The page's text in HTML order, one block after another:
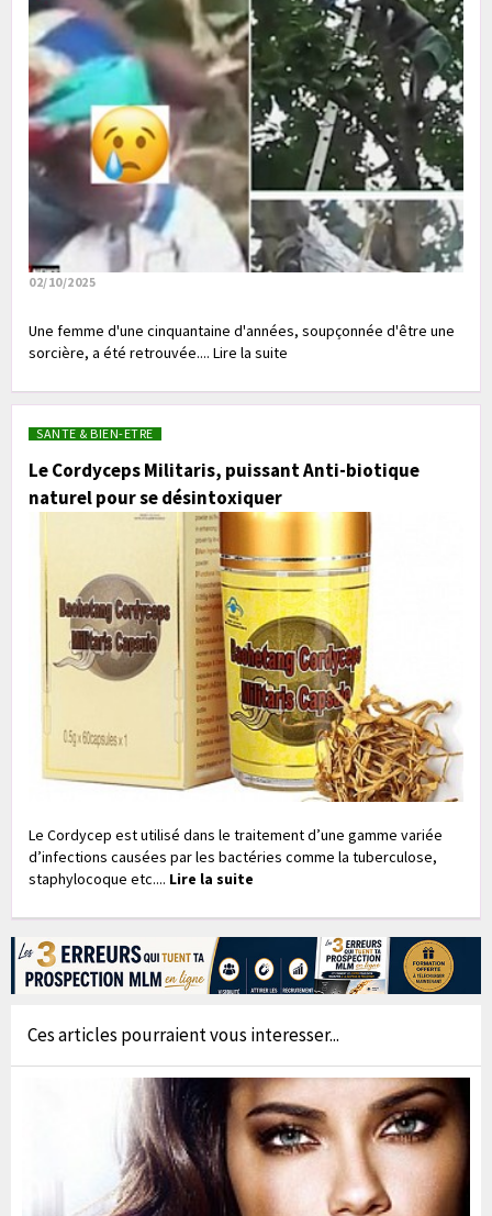
02/10/2025
Une femme d'une cinquantaine d'années, soupçonnée d'être une
sorcière, a été retrouvée.... Lire la suite
SANTE & BIEN-ETRE
Le Cordyceps Militaris, puissant Anti-biotique
naturel pour se désintoxiquer
Le Cordycep est utilisé dans le traitement d’une gamme variée
d’infections causées par les bactéries comme la tuberculose,
staphylocoque etc.... Lire la suite
Ces articles pourraient vous interesser...